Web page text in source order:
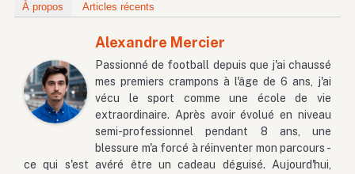
À propos Articles récents
Alexandre Mercier
Passionné de football depuis que j'ai chaussé
mes premiers crampons à l'âge de 6 ans, j'ai
vécu le sport comme une école de vie
extraordinaire. Après avoir évolué en niveau
semi-professionnel pendant 8 ans, une
blessure m'a forcé à réinventer mon parcours -
ce qui s'est avéré être un cadeau déguisé. Aujourd'hui,